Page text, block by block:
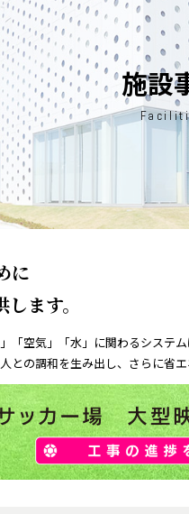
施設
に
ます。
「空気」「水」に関わるシステ
の調和を生み出し、さらに省エ